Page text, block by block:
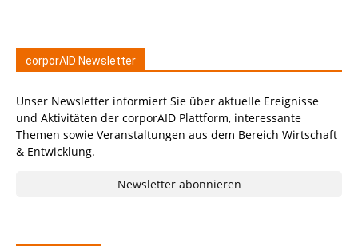
corporAID Newsletter
Unser Newsletter informiert Sie über aktuelle Ereignisse
und Aktivitäten der corporAID Plattform, interessante
Themen sowie Veranstaltungen aus dem Bereich Wirtschaft
& Entwicklung.
Newsletter abonnieren